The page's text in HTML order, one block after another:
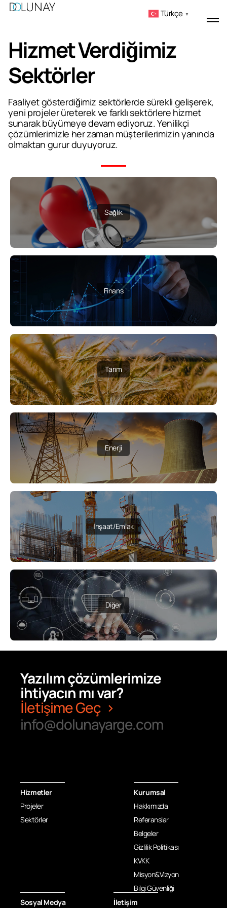
Türkçe ▼
Hizmet Verdiğimiz
Sektörler
Faaliyet gösterdiğimiz sektörlerde sürekli gelişerek,
yeni projeler üreterek ve farklı sektörlere hizmet
sunarak büyümeye devam ediyoruz. Yenilikçi
çözümlerimizle her zaman müşterilerimizin yanında
olmaktan gurur duyuyoruz.
Sağlık
Finans
Tarım
Enerji
İnşaat/Emlak
Diğer
Yazılım çözümlerimize
ihtiyacın mı var?
İletişime Geç
info@dolunayarge.com
Hizmetler
Projeler
Sektörler
Kurumsal
Hakkımızda
Referanslar
Belgeler
Gizlilik Politikası
KVKK
Misyon&Vizyon
Bilgi Güvenliği
Sosyal Medya
İletişim